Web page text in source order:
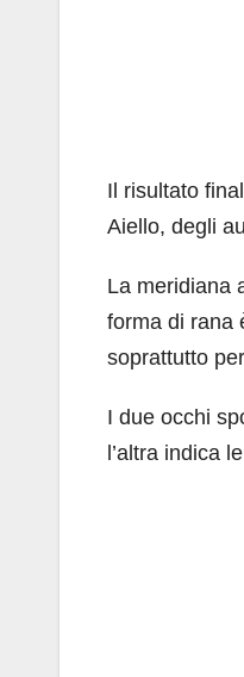
Il risultato
Aiello, degli
La meridiana
forma di rana
soprattutto
I due occhi
l’altra indica